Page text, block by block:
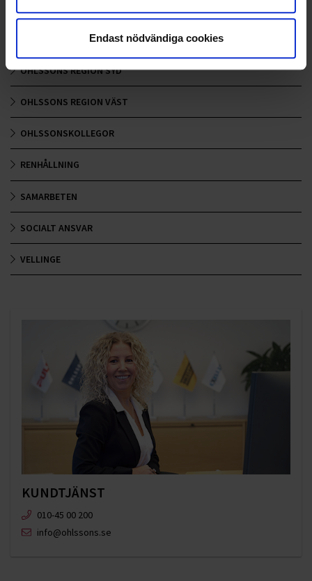
Endast nödvändiga cookies
OHLSSONS REGION MITT
OHLSSONS REGION SYD
OHLSSONS REGION VÄST
OHLSSONSKOLLEGOR
RENHÅLLNING
SAMARBETEN
SOCIALT ANSVAR
VELLINGE
KUNDTJÄNST
010-45 00 200​
info@ohlssons.se